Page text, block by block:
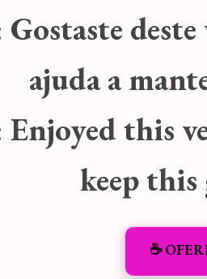
Gostaste
ajuda a
Enjoyed this
keep
☕️